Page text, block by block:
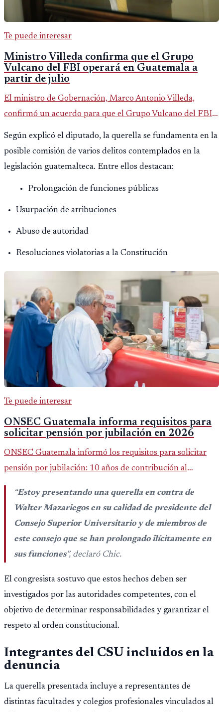
Te puede interesar
Ministro Villeda confirma que el Grupo
Vulcano del FBI operará en Guatemala a
partir de julio
El ministro de Gobernación, Marco Antonio Villeda,
confirmó un acuerdo para que el Grupo Vulcano del FBI
opere en Guatemala a partir de julio, tras un intento
fallido con la administración anterior del Ministerio
Público.
Según explicó el diputado, la querella se fundamenta en la
posible comisión de varios delitos contemplados en la
legislación guatemalteca. Entre ellos destacan:
Prolongación de funciones públicas
Usurpación de atribuciones
Abuso de autoridad
Resoluciones violatorias a la Constitución
Te puede interesar
ONSEC Guatemala informa requisitos para
solicitar pensión por jubilación en 2026
ONSEC Guatemala informó los requisitos para solicitar
pensión por jubilación: 10 años de contribución al
Montepío y 50 años de edad, o 20 años de servicio sin
importar edad.
“Estoy presentando una querella en contra de
Walter Mazariegos en su calidad de presidente del
Consejo Superior Universitario y de miembros de
este consejo que se han prolongado ilícitamente en
sus funciones”, declaró Chic.
El congresista sostuvo que estos hechos deben ser
investigados por las autoridades competentes, con el
objetivo de determinar responsabilidades y garantizar el
respeto al orden constitucional.
Integrantes del CSU incluidos en la
denuncia
La querella presentada incluye a representantes de
distintas facultades y colegios profesionales vinculados al